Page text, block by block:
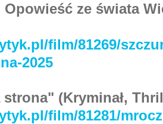
ze świata
film/81269/
2025
(Kryminał,
film/81281/